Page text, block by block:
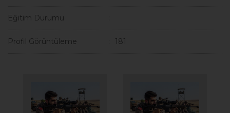
Eğitim Durumu
Profil Görüntüleme 181